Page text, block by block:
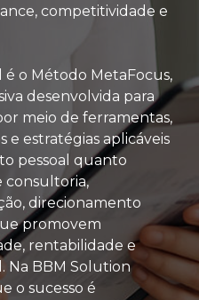
competitividade e
é o Método MetaFocus,
desenvolvida para
meio de ferramentas,
e estratégias aplicáveis
pessoal quanto
consultoria,
direcionamento
promovem
rentabilidade e
Na BBM Solution
o sucesso é